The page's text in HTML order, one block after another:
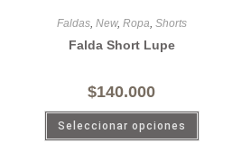
Faldas, New, Ropa, Shorts
Falda Short Lupe
$140.000
Seleccionar opciones